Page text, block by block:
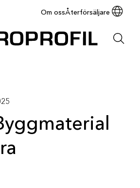
Om ossÅterförsäljare